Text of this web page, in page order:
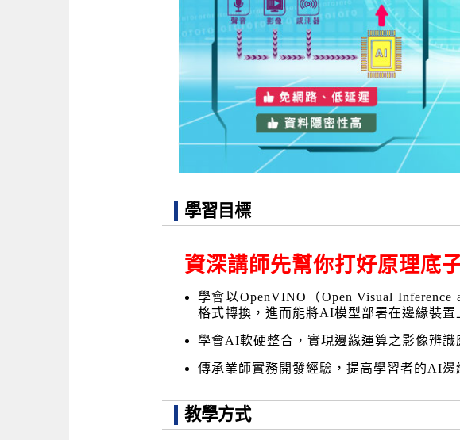
學習目標
資深講師先幫你打好原理底
學會以OpenVINO（Open Visual
格式轉換，進而能將AI模型部署在邊緣裝置
學會AI軟硬整合，實現邊緣運算之影像辨
傳承業師實務開發經驗，提高學習者的AI邊
教學方式